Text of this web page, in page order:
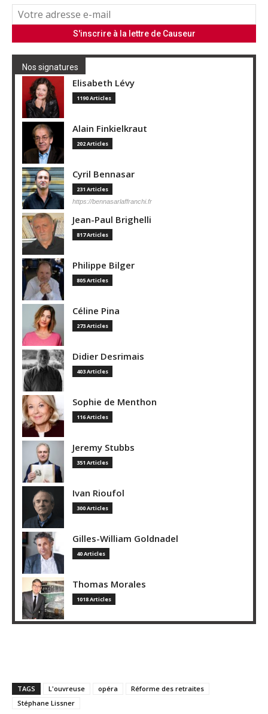
Nos signatures
Elisabeth Lévy
1190 Articles
Alain Finkielkraut
202 Articles
Cyril Bennasar
231 Articles
https://bennasarlaffranchi.fr
Jean-Paul Brighelli
817 Articles
Philippe Bilger
805 Articles
Céline Pina
273 Articles
Didier Desrimais
403 Articles
Sophie de Menthon
116 Articles
Jeremy Stubbs
351 Articles
Ivan Rioufol
300 Articles
Gilles-William Goldnadel
40 Articles
Thomas Morales
1018 Articles
TAGS L'ouvreuse opéra
Réforme des retraites
Stéphane Lissner